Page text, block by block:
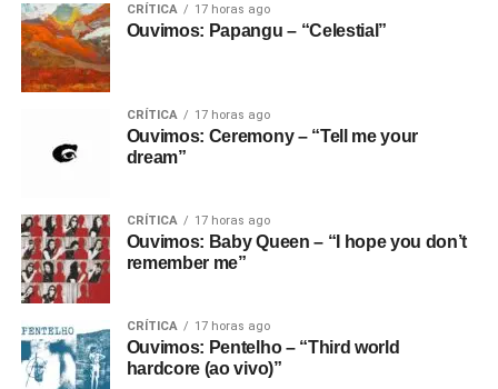
CRÍTICA 17 horas ago
Ouvimos: Papangu – “Celestial”
CRÍTICA 17 horas ago
Ouvimos: Ceremony – “Tell me your
dream”
CRÍTICA 17 horas ago
Ouvimos: Baby Queen – “I hope you don’t
remember me”
CRÍTICA 17 horas ago
Ouvimos: Pentelho – “Third world
hardcore (ao vivo)”